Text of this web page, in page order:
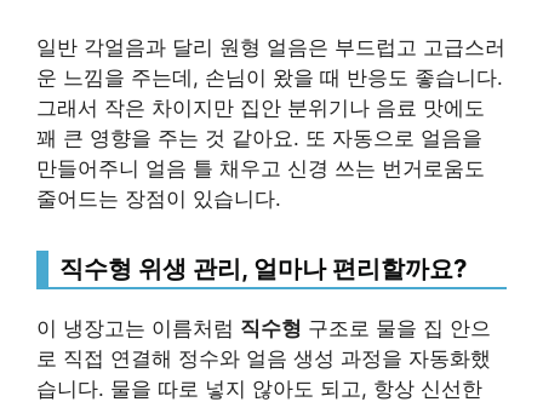
일반 각얼음과 달리 원형 얼음은 부드럽고 고급스러
운 느낌을 주는데, 손님이 왔을 때 반응도 좋습니다.
그래서 작은 차이지만 집안 분위기나 음료 맛에도
꽤 큰 영향을 주는 것 같아요. 또 자동으로 얼음을
만들어주니 얼음 틀 채우고 신경 쓰는 번거로움도
줄어드는 장점이 있습니다.
직수형 위생 관리, 얼마나 편리할까요?
이 냉장고는 이름처럼 직수형 구조로 물을 집 안으
로 직접 연결해 정수와 얼음 생성 과정을 자동화했
습니다. 물을 따로 넣지 않아도 되고, 항상 신선한